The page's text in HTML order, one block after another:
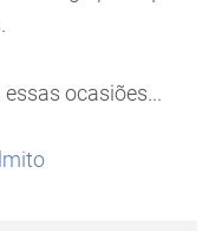
ocasiões...